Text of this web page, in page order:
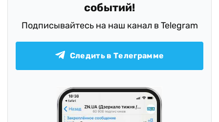
событий!
Подписывайтесь на наш канал в Telegram
Следить в Телеграмме